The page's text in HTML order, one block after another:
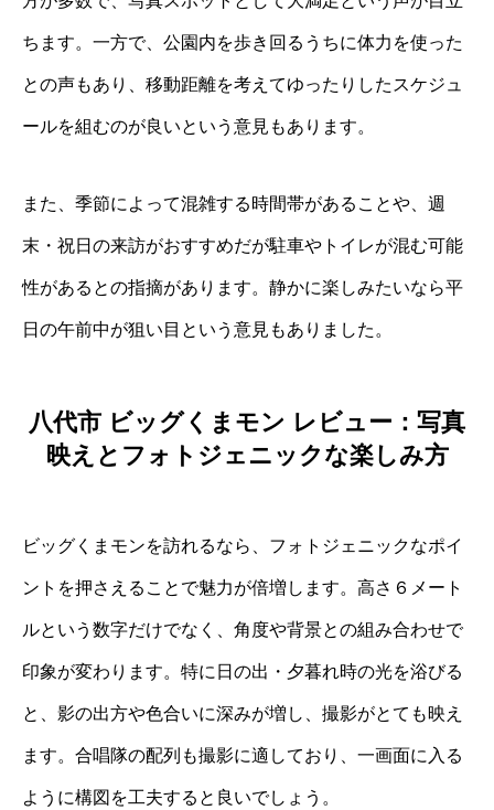
ちます。一方で、公園内を歩き回るうちに体力を使った
との声もあり、移動距離を考えてゆったりしたスケジュ
ールを組むのが良いという意見もあります。
また、季節によって混雑する時間帯があることや、週
末・祝日の来訪がおすすめだが駐車やトイレが混む可能
性があるとの指摘があります。静かに楽しみたいなら平
日の午前中が狙い目という意見もありました。
八代市 ビッグくまモン レビュー：写真
映えとフォトジェニックな楽しみ方
ビッグくまモンを訪れるなら、フォトジェニックなポイ
ントを押さえることで魅力が倍増します。高さ６メート
ルという数字だけでなく、角度や背景との組み合わせで
印象が変わります。特に日の出・夕暮れ時の光を浴びる
と、影の出方や色合いに深みが増し、撮影がとても映え
ます。合唱隊の配列も撮影に適しており、一画面に入る
ように構図を工夫すると良いでしょう。